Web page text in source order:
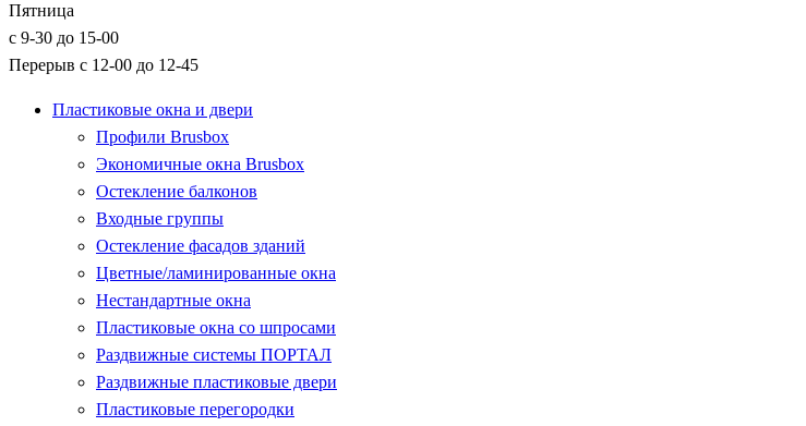
Пятница
с 9-30 до 15-00
Перерыв с 12-00 до 12-45
Пластиковые окна и двери
Профили Brusbox
Экономичные окна Brusbox
Остекление балконов
Входные группы
Остекление фасадов зданий
Цветные/ламинированные окна
Нестандартные окна
Пластиковые окна со шпросами
Раздвижные системы ПОРТАЛ
Раздвижные пластиковые двери
Пластиковые перегородки